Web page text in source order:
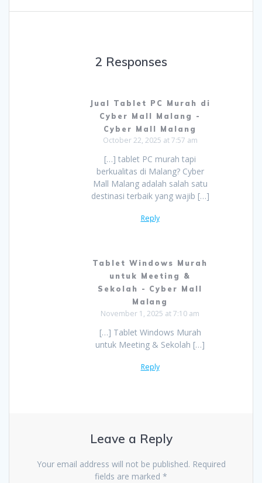
2 Responses
Jual Tablet PC Murah di
Cyber Mall Malang -
Cyber Mall Malang
October 22, 2025 at 7:57 am
[…] tablet PC murah tapi
berkualitas di Malang? Cyber
Mall Malang adalah salah satu
destinasi terbaik yang wajib […]
Reply
Tablet Windows Murah
untuk Meeting &
Sekolah - Cyber Mall
Malang
November 1, 2025 at 7:10 am
[…] Tablet Windows Murah
untuk Meeting & Sekolah […]
Reply
Leave a Reply
Your email address will not be published. Required
fields are marked *